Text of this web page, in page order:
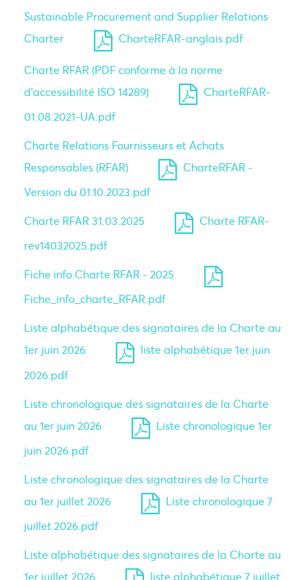
Sustainable Procurement and Supplier Relations
Charter
CharteRFAR-anglais.pdf
Charte RFAR (PDF conforme à la norme
d’accessibilité ISO 14289)
CharteRFAR-
01.08.2021-UA.pdf
Charte Relations Fournisseurs et Achats
Responsables (RFAR)
CharteRFAR -
Version du 01.10.2023.pdf
Charte RFAR 31.03.2025
Charte RFAR-
rev14032025.pdf
Fiche info Charte RFAR - 2025
Fiche_info_charte_RFAR.pdf
Liste alphabétique des signataires de la Charte au
1er juin 2026
liste alphabétique 1er juin
2026.pdf
Liste chronologique des signataires de la Charte
au 1er juin 2026
Liste chronologique 1er
juin 2026.pdf
Liste chronologique des signataires de la Charte
au 1er juillet 2026
Liste chronologique 7
juillet 2026.pdf
Liste alphabétique des signataires de la Charte au
1er juillet 2026
liste alphabétique 7 juillet